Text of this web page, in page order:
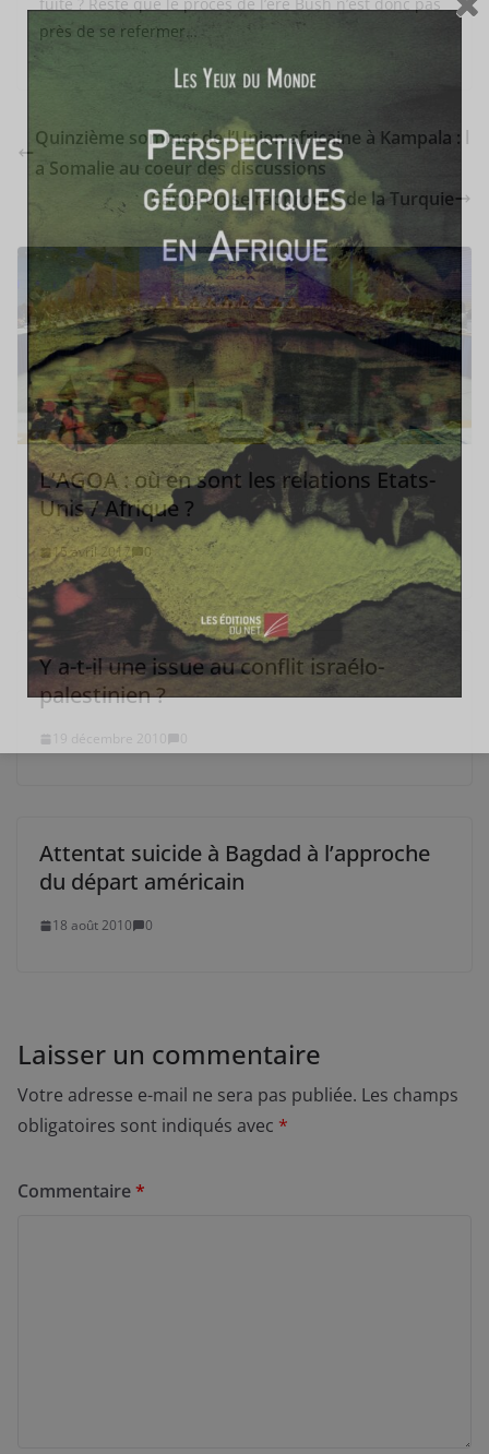
près de se refermer…
Quinzième sommet de l’Union africaine à Kampala : l
a Somalie au coeur des discussions
Cameron se rapproche de la Turquie
L’AGOA : où en sont les relations Etats-
Unis / Afrique ?
15 avril 2017 0
Y a-t-il une issue au conflit israélo-
palestinien ?
19 décembre 2010
Attentat suicide à Bagdad à l’approche
du départ américain
18 août 2010 0
Laisser un commentaire
Votre adresse e-mail ne sera pas publiée. Les champs
obligatoires sont indiqués avec *
Commentaire*